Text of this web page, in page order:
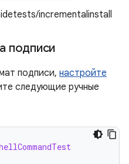
incrementalinstall
подписи
подписи, настройте
следующие ручные